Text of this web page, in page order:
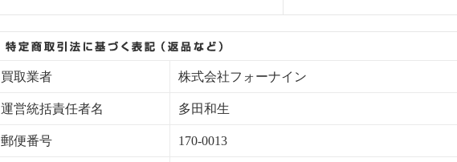
買取業者 株式会社フォーナイン
運営統括責任者名 多田和生
郵便番号 170-0013